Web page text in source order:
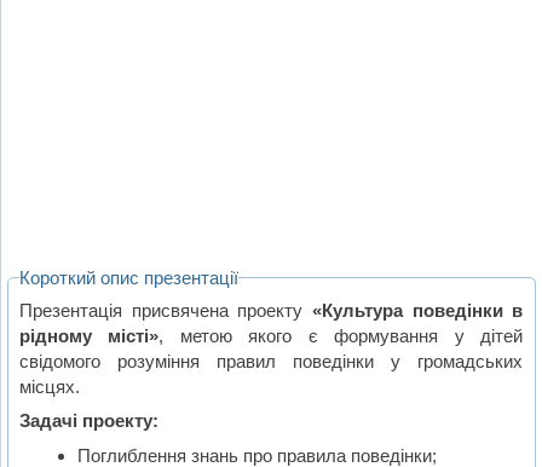
Короткий опис презентації
Презентація присвячена проекту«Культура поведінки в
рідному місті», метою якого є формування у дітей
свідомого розуміння правил поведінки у громадських
місцях.
Задачі проекту:
Поглиблення знань про правила поведінки;